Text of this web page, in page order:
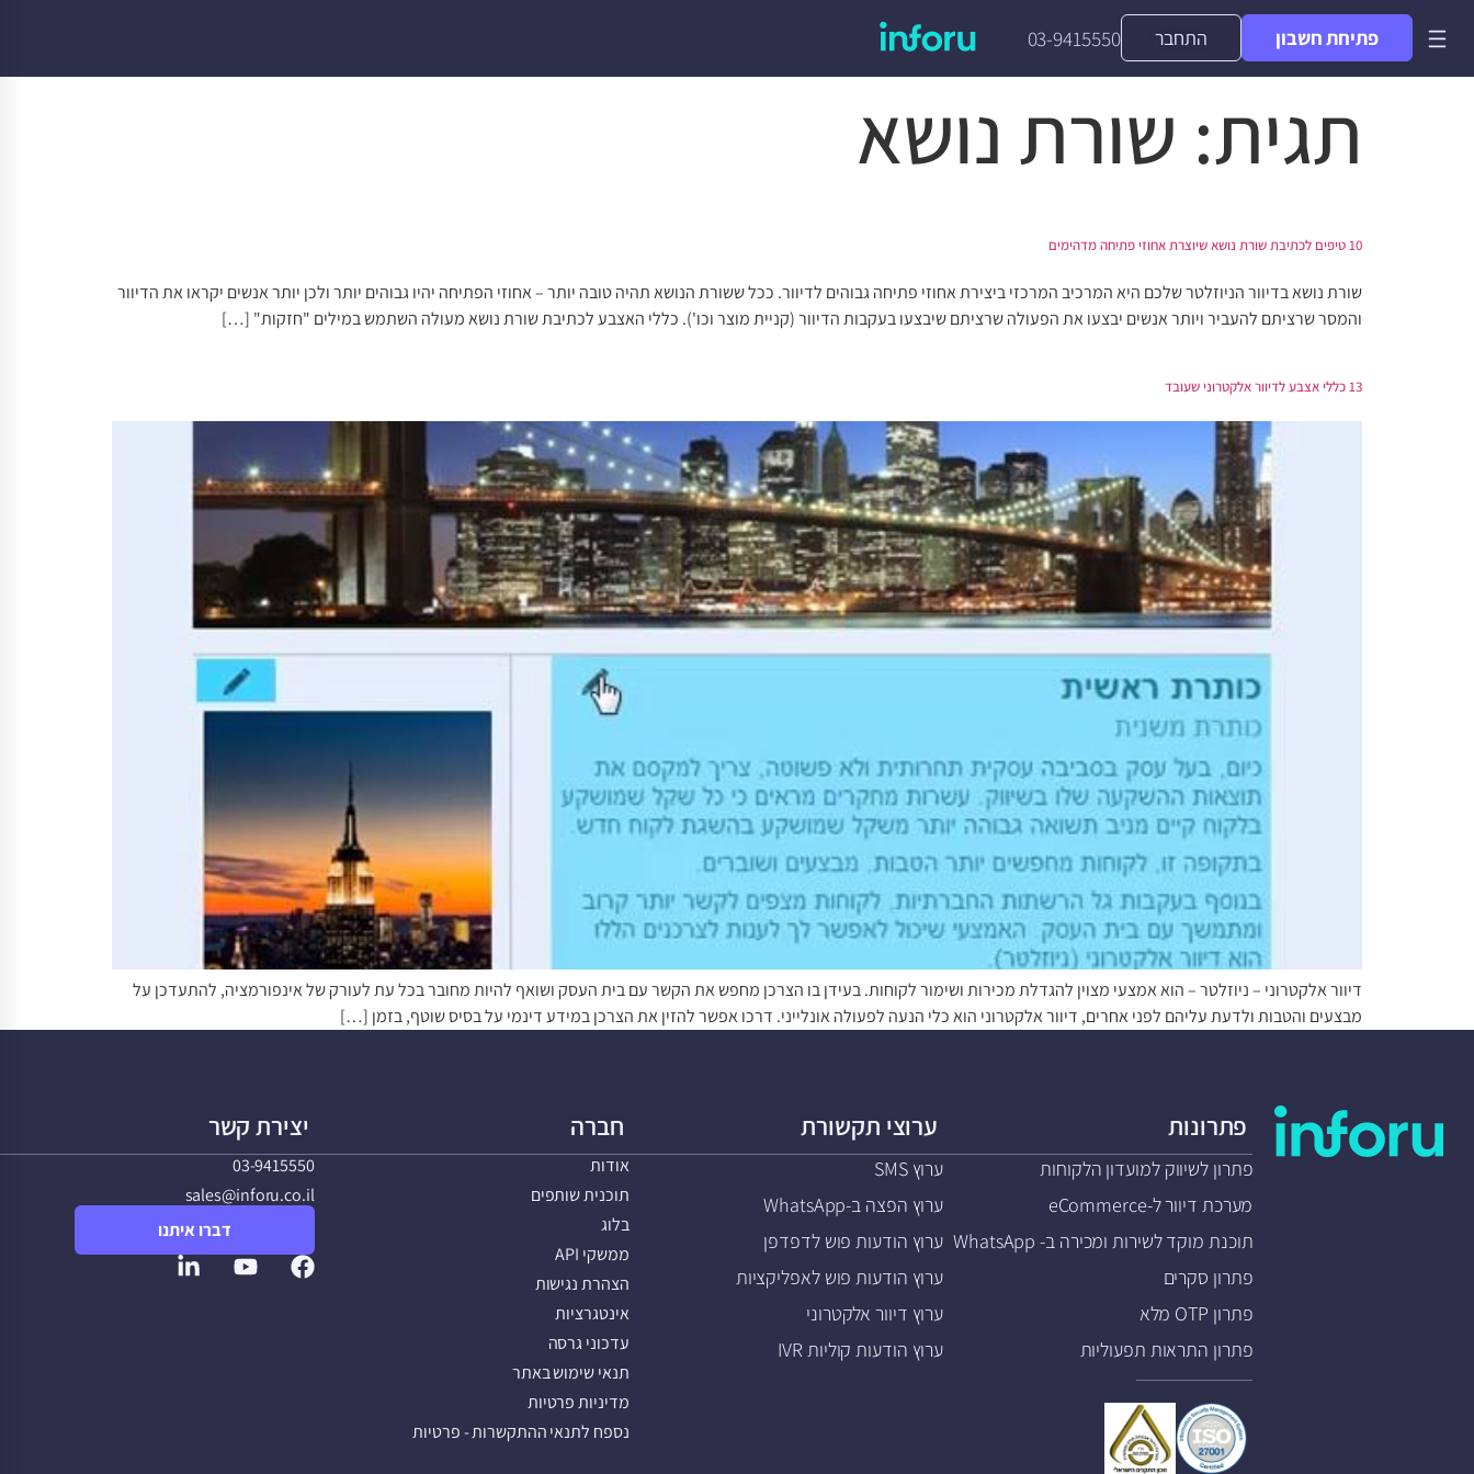
03-9415550 התחבר פתיחת חשבון
תגית: שורת נושא
10 טיפים לכתיבת שורת נושא שיוצרת אחוזי פתיחה מדהימים
שורת נושא בדיוור הניוזלטר שלכם היא המרכיב המרכזי ביצירת אחוזי פתיחה גבוהים לדיוור. ככל ששורת הנושא תהיה טובה יותר – אחוזי הפתיחה יהיו גבוהים יותר ולכן יותר אנשים יקראו את הדיוור
והמסר שרציתם להעביר ויותר אנשים יבצעו את הפעולה שרציתם שיבצעו בעקבות הדיוור (קניית מוצר וכו'). כללי האצבע לכתיבת שורת נושא מעולה השתמש במילים "חזקות" […]
13 כללי אצבע לדיוור אלקטרוני שעובד
דיוור אלקטרוני – ניוזלטר – הוא אמצעי מצוין להגדלת מכירות ושימור לקוחות. בעידן בו הצרכן מחפש את הקשר עם בית העסק ושואף להיות מחובר בכל עת לעורק של אינפורמציה, להתעדכן על
מבצעים והטבות ולדעת עליהם לפני אחרים, דיוור אלקטרוני הוא כלי הנעה לפעולה אונלייני. דרכו אפשר להזין את הצרכן במידע דינמי על בסיס שוטף, בזמן […]
פתרונות
פתרון לשיווק למועדון הלקוחות
מערכת דיוור ל-eCommerce
תוכנת מוקד לשירות ומכירה ב- WhatsApp
פתרון סקרים
פתרון OTP מלא
פתרון התראות תפעוליות
ערוצי תקשורת
ערוץ SMS
ערוץ הפצה ב-WhatsApp
ערוץ הודעות פוש לדפדפן
ערוץ הודעות פוש לאפליקציות
ערוץ דיוור אלקטרוני
ערוץ הודעות קוליות IVR
חברה
אודות
תוכנית שותפים
בלוג
ממשקי API
הצהרת נגישות
אינטגרציות
עדכוני גרסה
תנאי שימוש באתר
מדיניות פרטיות
נספח לתנאי ההתקשרות - פרטיות
יצירת קשר
03-9415550
sales@inforu.co.il
דברו איתנו